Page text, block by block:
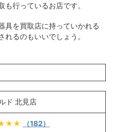
行っているお店です。
具を買取店に持っていかれる
るのもいいでしょう。
ド 北見店
（182）